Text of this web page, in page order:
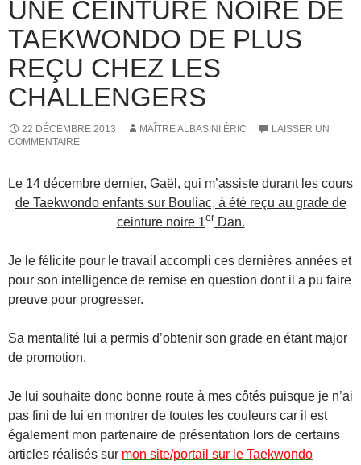
UNE CEINTURE NOIRE DE
TAEKWONDO DE PLUS
REÇU CHEZ LES
CHALLENGERS
22 DÉCEMBRE 2013 MAÎTRE ALBASINI ÉRIC
LAISSER UN
COMMENTAIRE
Le 14 décembre dernier, Gaël, qui m’assiste durant les cours
de Taekwondo enfants sur Bouliac, à été reçu au grade de
ceinture noire 1erDan.
Je le félicite pour le travail accompli ces dernières années et
pour son intelligence de remise en question dont il a pu faire
preuve pour progresser.
Sa mentalité lui a permis d’obtenir son grade en étant major
de promotion.
Je lui souhaite donc bonne route à mes côtés puisque je n’ai
pas fini de lui en montrer de toutes les couleurs car il est
également mon partenaire de présentation lors de certains
articles réalisés sur mon site/portail sur le Taekwondo